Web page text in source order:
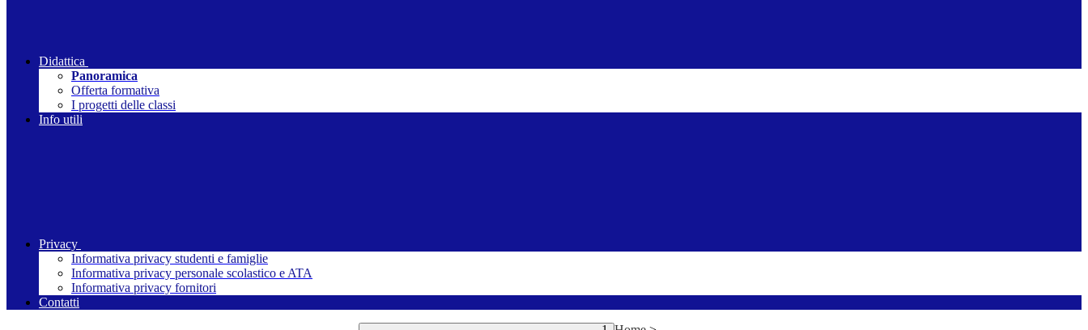
Didattica
Panoramica
Offerta formativa
I progetti delle classi
Info utili
Privacy
Informativa privacy studenti e famiglie
Informativa privacy personale scolastico e ATA
Informativa privacy fornitori
Contatti